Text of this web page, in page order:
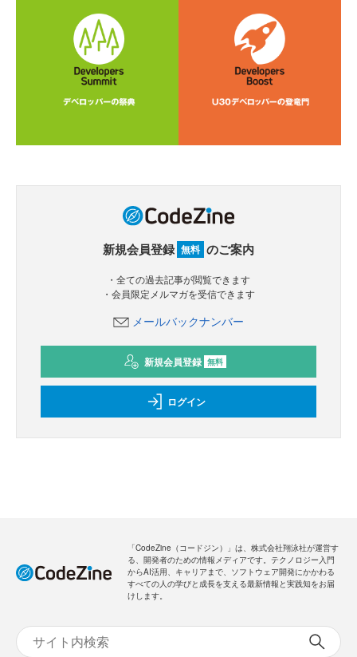
新規会員登録 無料 のご案内
・全ての過去記事が閲覧できます
・会員限定メルマガを受信できます
メールバックナンバー
新規会員登録 無料
ログイン
「CodeZine（コードジン）」は、株式会社翔泳社が運営す
る、開発者のための情報メディアです。テクノロジー入門
からAI活用、キャリアまで、ソフトウェア開発にかかわる
すべての人の学びと成長を支える最新情報と実践知をお届
けします。